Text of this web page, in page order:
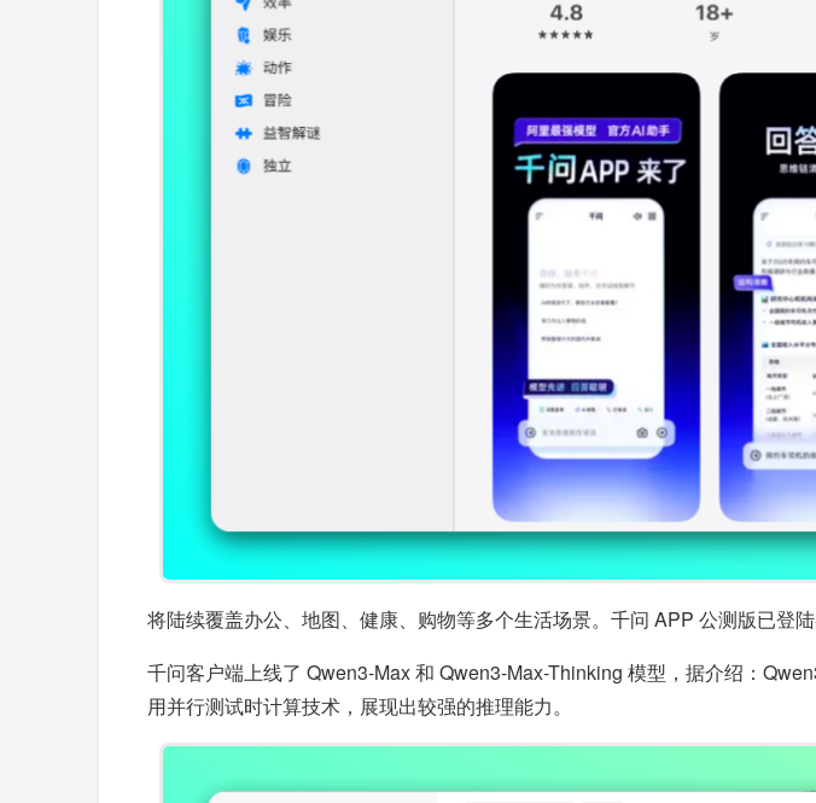
将陆续覆盖办公、地图、健康、购物等多个生活场景。千问 APP 公测版已登
千问客户端上线了 Qwen3-Max 和 Qwen3-Max-Thinking 模型，据介绍：
用并行测试时计算技术，展现出较强的推理能力。